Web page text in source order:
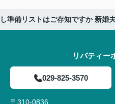
準備リストはご存知ですか 新婚
リバティー
029-825-3570
〒310-0836